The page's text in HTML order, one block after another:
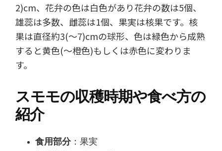
2)cm、花弁の色は白色があり花弁の数は5個、
雄蕊は多数、雌蕊は1個、果実は核果です。核
果は直径約3(～7)cmの球形、色は緑色から成熟
すると黄色(～橙色)もしくは赤色に変わりま
す。
スモモの収穫時期や食べ方の
紹介
食用部分：果実